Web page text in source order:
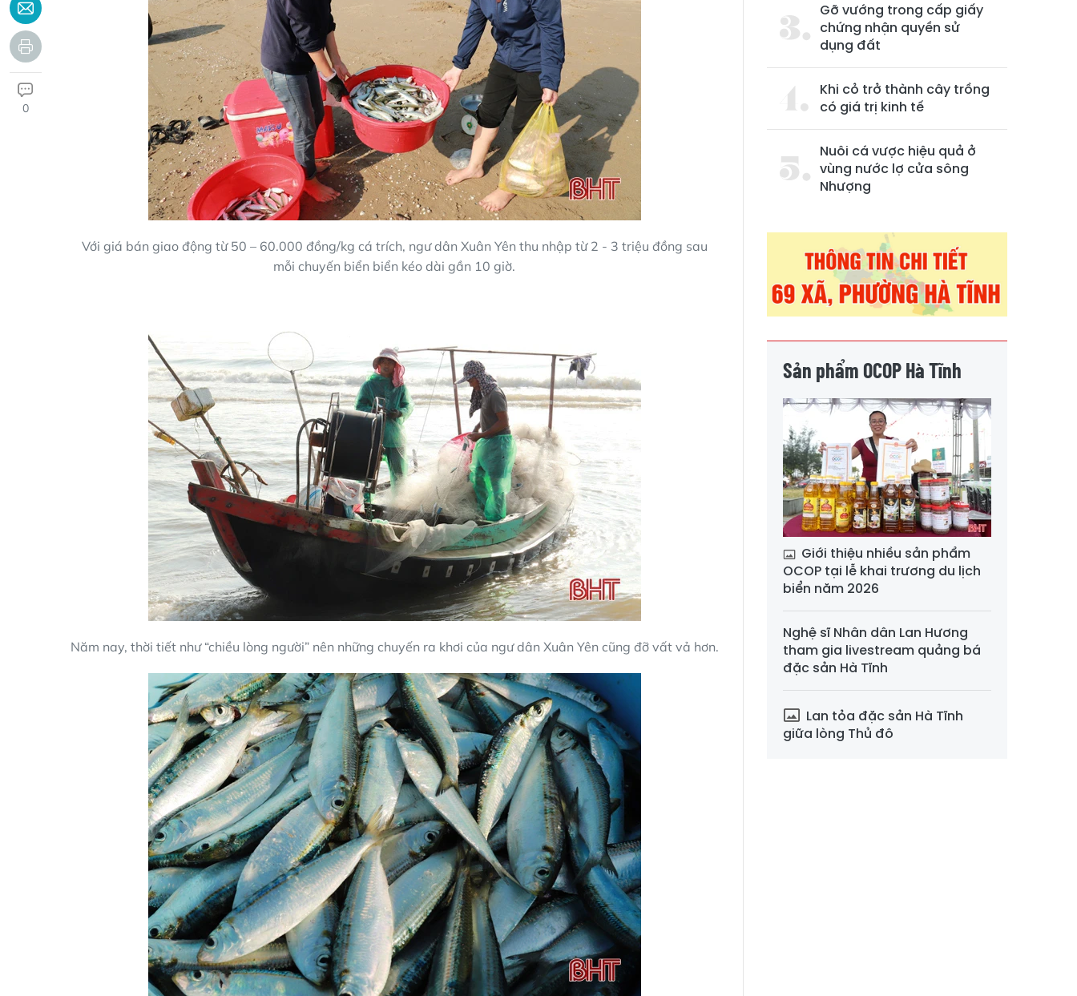
0
Với giá bán giao động từ 50 – 60.000 đồng/kg cá trích, ngư dân Xuân Yên thu nhập từ 2 - 3 triệu đồng sau
mỗi chuyến biển biển kéo dài gần 10 giờ.
Năm nay, thời tiết như “chiều lòng người” nên những chuyến ra khơi của ngư dân Xuân Yên cũng đỡ vất vả hơn.
Gỡ vướng trong cấp giấy
chứng nhận quyền sử
dụng đất
Khi cỏ trở thành cây trồng
có giá trị kinh tế
Nuôi cá vược hiệu quả ở
vùng nước lợ cửa sông
Nhượng
Sản phẩm OCOP Hà Tĩnh
Giới thiệu nhiều sản phẩm
OCOP tại lễ khai trương du lịch
biển năm 2026
Nghệ sĩ Nhân dân Lan Hương
tham gia livestream quảng bá
đặc sản Hà Tĩnh
Lan tỏa đặc sản Hà Tĩnh
giữa lòng Thủ đô